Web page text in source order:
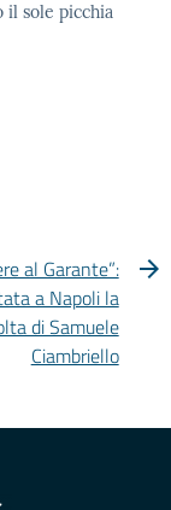
il sole picchia
al Garante”:
a Napoli la
di Samuele
Ciambriello